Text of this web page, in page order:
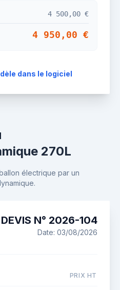
4 500,00 €
4 950,00 €
dans le logiciel
270L
électrique par un
DEVIS N° 2026-104
Date: 03/08/2026
PRIX HT